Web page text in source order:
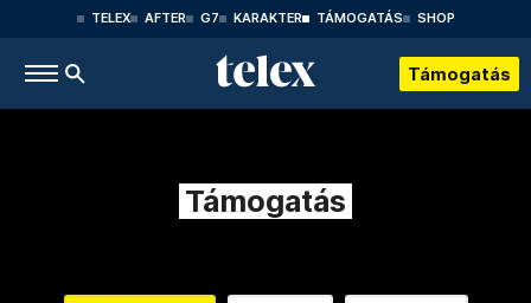
TELEX AFTER G7 KARAKTER TÁMOGATÁS SHOP
Támogatás
Támogatás